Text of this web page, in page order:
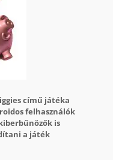
című játéka
felhasználók
is
a játék